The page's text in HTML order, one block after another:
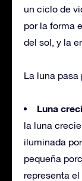
un ciclo de
por la forma
del sol, y la
La luna
Luna
la luna
iluminada
pequeña
representa